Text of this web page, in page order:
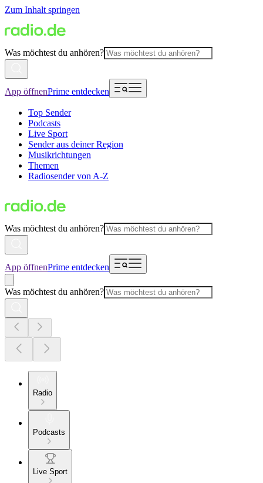
Zum Inhalt springen
Was möchtest du anhören?
App öffnenPrime entdecken
Top Sender
Podcasts
Live Sport
Sender aus deiner Region
Musikrichtungen
Themen
Radiosender von A-Z
Was möchtest du anhören?
App öffnenPrime entdecken
Was möchtest du anhören?
Radio
Podcasts
Live Sport